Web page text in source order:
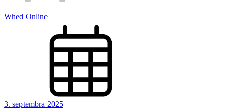
Whed Online
3. septembra 2025